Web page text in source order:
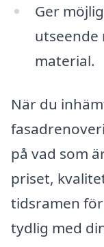
Ger
utseende
material.
När du
på vad som
priset,
tidsramen
tydlig med